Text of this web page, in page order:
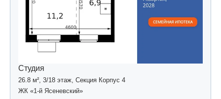
Студия
26.8 м², 3/18 этаж, Секция Корпус 4
ЖК «1-й Ясеневский»